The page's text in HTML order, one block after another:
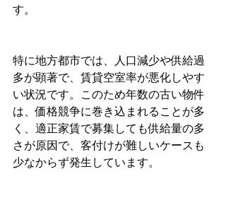
す。
特に地方都市では、人口減少や供給過
多が顕著で、賃貸空室率が悪化しやす
い状況です。このため年数の古い物件
は、価格競争に巻き込まれることが多
く、適正家賃で募集しても供給量の多
さが原因で、客付けが難しいケースも
少なからず発生しています。